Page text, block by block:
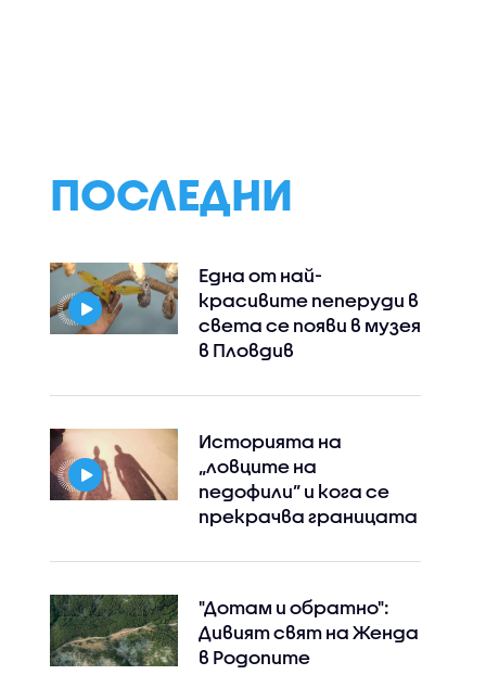
ПОСЛЕДНИ
Една от най-
красивите пеперуди в
света се появи в музея
в Пловдив
Историята на
„ловците на
педофили” и кога се
прекрачва границата
"Дотам и обратно":
Дивият свят на Женда
в Родопите